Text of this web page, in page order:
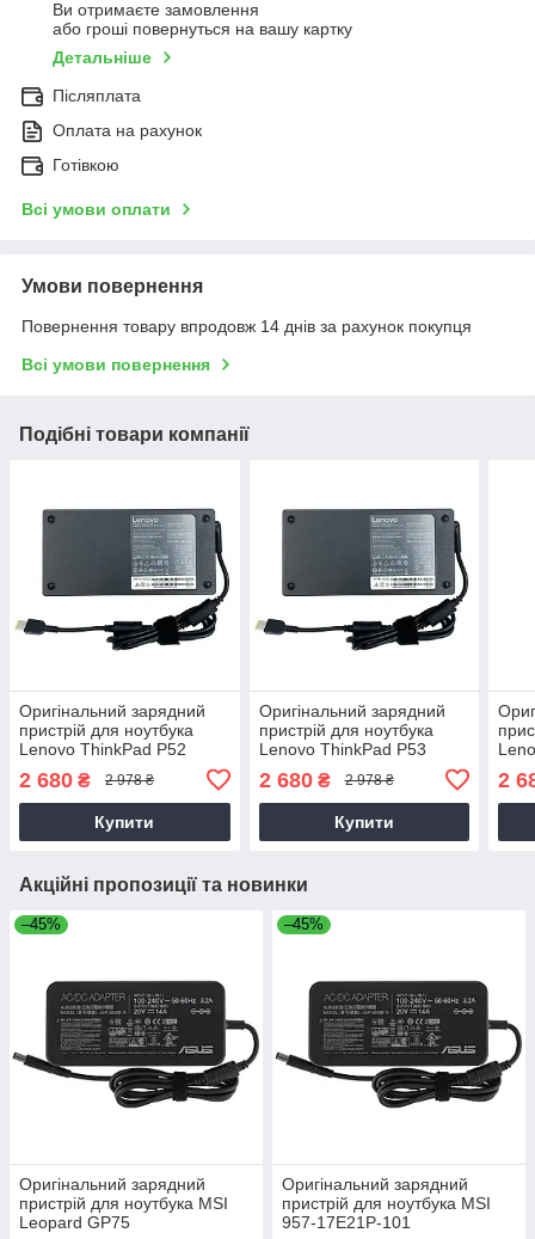
Ви отримаєте замовлення
або гроші повернуться на вашу картку
Детальніше
Післяплата
Оплата на рахунок
Готівкою
Всі умови оплати
Умови повернення
Повернення товару впродовж 14 днів за рахунок покупця
Всі умови повернення
Подібні товари компанії
Оригінальний зарядний
пристрій для ноутбука
Lenovo ThinkPad P52
2 680 ₴ 2 978 ₴
Купити
Оригінальний зарядний
пристрій для ноутбука
Lenovo ThinkPad P53
2 680₴ 2 978 ₴
Купити
2
Акційні пропозиції та новинки
–45%
Оригінальний зарядний
пристрій для ноутбука MSI
Leopard GP75
–45%
Оригінальний зарядний
пристрій для ноутбука MSI
957-17E21P-101